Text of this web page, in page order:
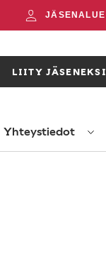
JÄSENALUE
LIITY JÄSENEKSI
Yhteystiedot